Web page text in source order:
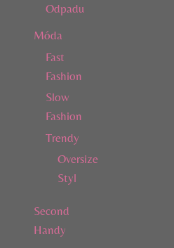
Odpadu
Móda
Fast
Fashion
Slow
Fashion
Trendy
Oversize
Styl
Second
Handy